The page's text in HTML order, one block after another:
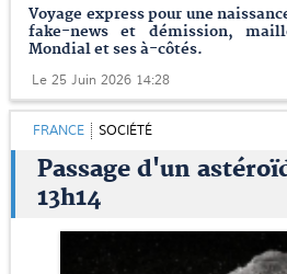
Voyage express pour une
fake-news et démission,
Mondial et ses à-côtés.
Le 25 Juin 2026 14:28
FRANCE SOCIÉTÉ
Passage d'un
13h14